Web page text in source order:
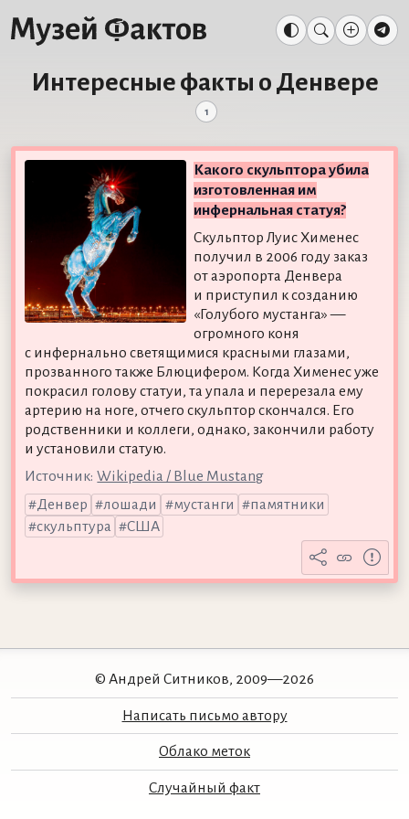
Интересные факты о Денвере
1
Какого скульптора убила
изготовленная им
инфернальная статуя?
Скульптор Луис Хименес
получил в 2006 году заказ
от аэропорта Денвера
и приступил к созданию
«Голубого мустанга» —
огромного коня
с инфернально светящимися красными глазами,
прозванного также Блюцифером. Когда Хименес уже
покрасил голову статуи, та упала и перерезала ему
артерию на ноге, отчего скульптор скончался. Его
родственники и коллеги, однако, закончили работу
и установили статую.
Источник: Wikipedia / Blue Mustang
Денвер
лошади мустанги
памятники
скульптура
США
© Андрей Ситников, 2009—2026
Написать письмо автору
Облако меток
Случайный факт